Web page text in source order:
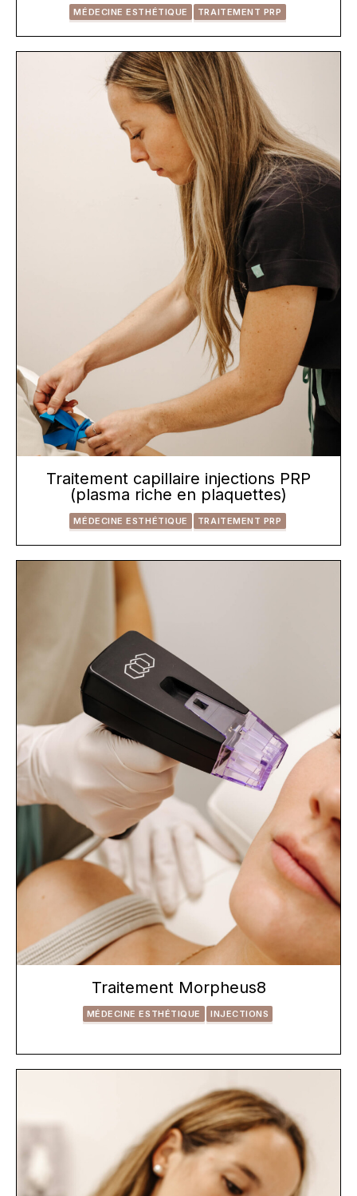
MÉDECINE ESTHÉTIQUE TRAITEMENT PRP
Traitement capillaire injections PRP
(plasma riche en plaquettes)
MÉDECINE ESTHÉTIQUE TRAITEMENT PRP
Traitement Morpheus8
MÉDECINE ESTHÉTIQUE INJECTIONS